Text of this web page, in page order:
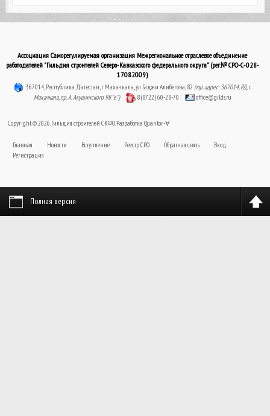
Ассоциация Саморегулируемая организация Межрегиональное отраслевое объединение
работодателей "Гильдия строителей Северо-Кавказского федерального округа" (рег.№ СРО-С-028-
17082009)
367014, Республика Дагестан, г. Махачкала, ул. Гаджи Алибегова, 82 (юр. адрес: 367014, РД, г.
Махачкала, пр. А. Акушинского 98 "е")
8 (8722) 60-28-70 office@gilds.ru
Copyright © 2026. Гильдия строителей СКФО. Разработка Quantor-∀
Главная Новости Вступление Реестр СРО Обратная связь
Вход
Регистрация
Полная версия